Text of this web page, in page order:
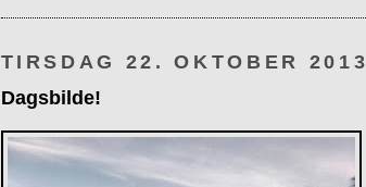
TIRSDAG 22. OKTOBER 2013
Dagsbilde!